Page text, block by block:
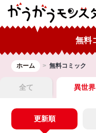
無料
ホーム 無料コミック
全て 異世界
更新順